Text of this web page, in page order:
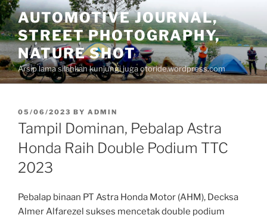
Skip
to
content
AUTOMOTIVE JOURNAL,
STREET PHOTOGRAPHY,
NATURE SHOT
Arsip lama silahkan kunjungi juga otoride.wordpress.com
POSTED
ON
05/06/2023 BY ADMIN
Tampil Dominan, Pebalap Astra
Honda Raih Double Podium TTC
2023
Pebalap binaan PT Astra Honda Motor (AHM), Decksa
Almer Alfarezel sukses mencetak double podium